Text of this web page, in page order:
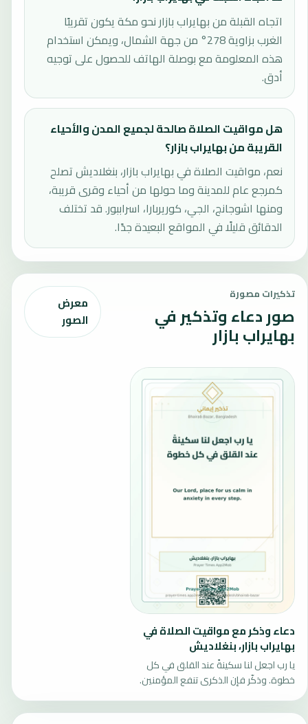
اتجاه القبلة من بهايراب بازار نحو مكة يكون تقريبًا
الغرب بزاوية 278° من جهة الشمال، ويمكن استخدام
هذه المعلومة مع بوصلة الهاتف للحصول على توجيه
أدق.
هل مواقيت الصلاة صالحة لجميع المدن والأحياء
القريبة من بهايراب بازار؟
نعم، مواقيت الصلاة في بهايراب بازار، بنغلاديش تصلح
كمرجع عام للمدينة وما حولها من أحياء وقرى قريبة،
ومنها اشوجانج، الجي، كوريربارا، اسراببور. قد تختلف
الدقائق قليلًا في المواقع البعيدة جدًا.
تذكيرات مصورة
صور دعاء وتذكير في
بهايراب بازار
معرض
الصور
دعاء وذكر مع مواقيت الصلاة في
بهايراب بازار، بنغلاديش
يا رب اجعل لنا سكينةً عند القلق في كل
خطوة. وذكّر فإن الذكرى تنفع المؤمنين.